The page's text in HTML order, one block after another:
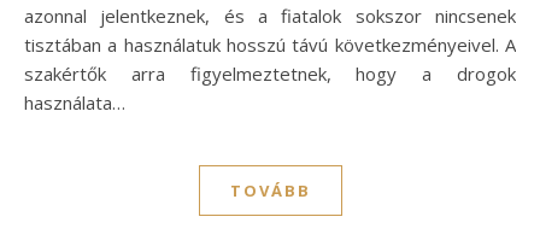
azonnal jelentkeznek, és a fiatalok sokszor nincsenek
tisztában a használatuk hosszú távú következményeivel. A
szakértők arra figyelmeztetnek, hogy a drogok
használata…
TOVÁBB